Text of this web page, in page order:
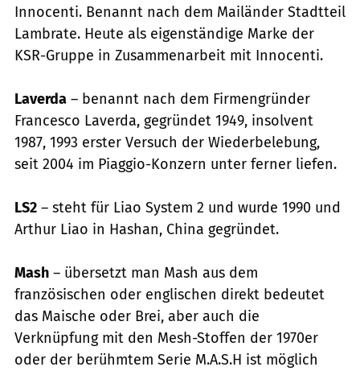
Innocenti. Benannt nach dem Mailänder Stadtteil
Lambrate. Heute als eigenständige Marke der
KSR-Gruppe in Zusammenarbeit mit Innocenti.
Laverda – benannt nach dem Firmengründer
Francesco Laverda, gegründet 1949, insolvent
1987, 1993 erster Versuch der Wiederbelebung,
seit 2004 im Piaggio-Konzern unter ferner liefen.
LS2 – steht für Liao System 2 und wurde 1990 und
Arthur Liao in Hashan, China gegründet.
Mash – übersetzt man Mash aus dem
französischen oder englischen direkt bedeutet
das Maische oder Brei, aber auch die
Verknüpfung mit den Mesh-Stoffen der 1970er
oder der berühmtem Serie M.A.S.H ist möglich